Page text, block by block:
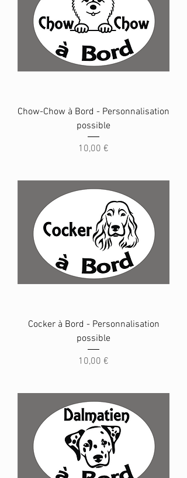
Chow-Chow à Bord - Personnalisation
possible
Prix
10,00 €
Cocker à Bord - Personnalisation
possible
Prix
10,00 €